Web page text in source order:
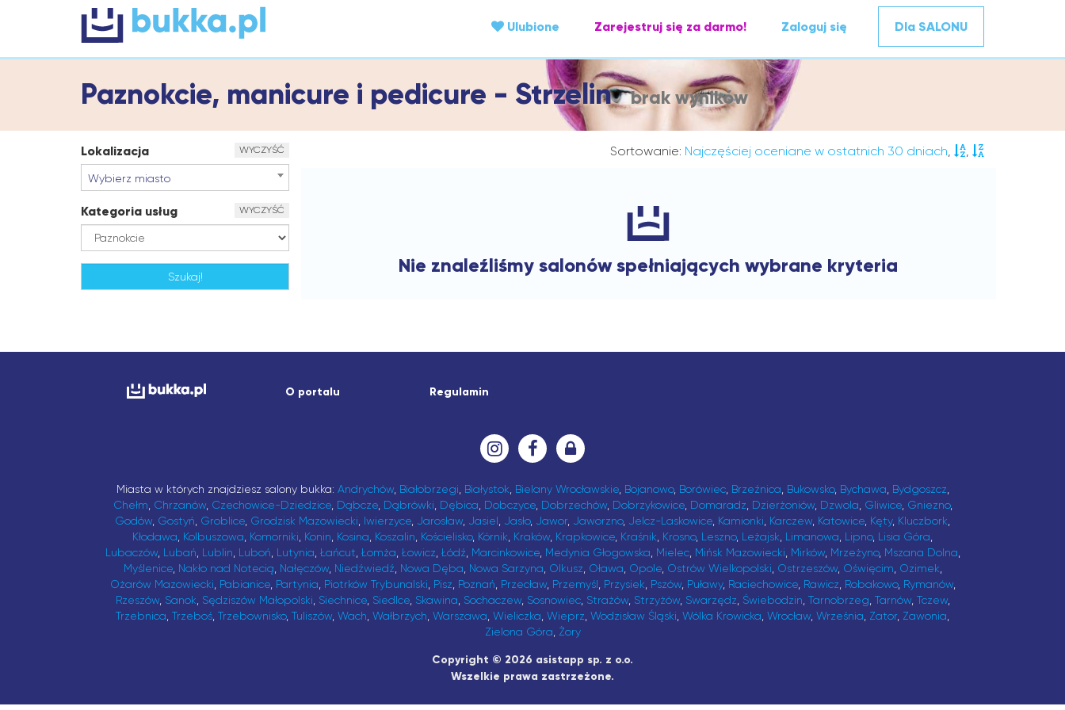
Ulubione Zarejestruj się za darmo! Zaloguj się Dla SALONU
Paznokcie, manicure i pedicure - Strzelin brak wyników
Lokalizacja WYCZYŚĆ
Wybierz miasto
Kategoria usług WYCZYŚĆ
Sortowanie: Najczęściej oceniane w ostatnich 30 dniach, ,
Nie znaleźliśmy salonów spełniających wybrane kryteria
O portalu Regulamin
Miasta w których znajdziesz salony bukka: Andrychów, Białobrzegi Białystok Bielany Wrocławskie, Bojanowo, Borówiec, Brzeźnica Bukowsko, Bychawa Bydgoszcz
Chełm Chrzanów, Czechowice-Dziedzice, Dąbcze, Dąbrówki Dębica Dobczyce, Dobrzechów, Dobrzykowice, Domaradz Dzierżoniów, Dzwola Gliwice, Gniezno,
Godów Gostyń Groblice Grodzisk Mazowiecki Iwierzyce Jarosław Jasiel Jasło, Jawor Jaworzno, Jelcz-Laskowice Kamionki Karczew Katowice Kęty, Kluczbork
Kłodawa Kolbuszowa Komorniki Konin Kosina Koszalin Kościelisko, Kórnik Kraków Krapkowice Kraśnik Krosno, Leszno, Leżajsk Limanowa Lipno, Lisia Góra
Lubaczów, Lubań Lublin Luboń Lutynia Łańcut Łomża Łowicz Łódź Marcinkowice, Medynia Głogowska Mielec, Mińsk Mazowiecki Mirków, Mrzeżyno, Mszana Dolna
Myślenice, Nakło nad Notecią Nałęczów, Niedźwiedź Nowa Dęba Nowa Sarzyna Olkusz Oława Opole, Ostrów Wielkopolski Ostrzeszów, Oświęcim Ozimek
Ożarów Mazowiecki Pabianice, Partynia Piotrków Trybunalski Pisz Poznań Przecław, Przemyśl Przysiek Pszów, Puławy, Raciechowice, Rawicz Robakowo, Rymanów,
Rzeszów, Sanok Sędziszów Małopolski Siechnice, Siedlce, Skawina Sochaczew, Sosnowiec, Strażów, Strzyżów, Swarzędz Świebodzin Tarnobrzeg Tarnów, Tczew,
Trzebnica Trzeboś Trzebownisko, Tuliszów Wach Wałbrzych Warszawa Wieliczka Wieprz Wodzisław Śląski Wólka Krowicka Wrocław Września Zator Zawonia
Zielona Góra Żory
Copyright © 2026 asistapp sp. z o.o.
Wszelkie prawa zastrzeżone.